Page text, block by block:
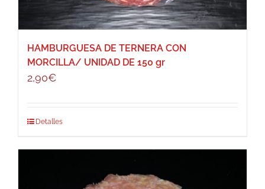
HAMBURGUESA DE TERNERA CON
MORCILLA/ UNIDAD DE 150 gr
2,90€
Detalles